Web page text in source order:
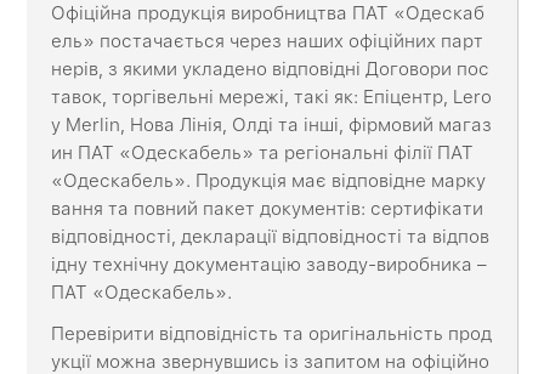
Офіційна продукція виробництва ПАТ «Одескаб
ель» постачається через наших офіційних парт
нерів, з якими укладено відповідні Договори пос
тавок, торгівельні мережі, такі як: Епіцентр, Lero
y Merlin, Нова Лінія, Олді та інші, фірмовий магаз
ин ПАТ «Одескабель» та регіональні філії ПАТ
«Одескабель». Продукція має відповідне марку
вання та повний пакет документів: сертифікати
відповідності, декларації відповідності та відпов
ідну технічну документацію заводу-виробника –
ПАТ «Одескабель».
Перевірити відповідність та оригінальність прод
укції можна звернувшись із запитом на офіційно